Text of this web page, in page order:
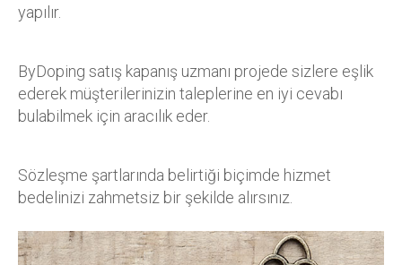
yapılır.
ByDoping satış kapanış uzmanı projede sizlere eşlik
ederek müşterilerinizin taleplerine en iyi cevabı
bulabilmek için aracılık eder.
Sözleşme şartlarında belirtiği biçimde hizmet
bedelinizi zahmetsiz bir şekilde alırsınız.